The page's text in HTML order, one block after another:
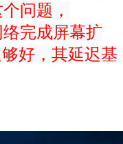
问题，
络完成屏幕扩
好，其延迟基